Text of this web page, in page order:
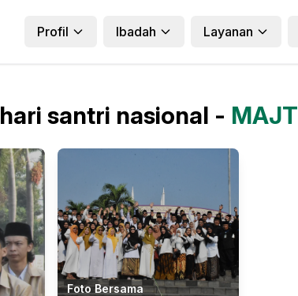
Profil Ibadah Layanan
hari santri nasional - MAJT
Foto Bersama